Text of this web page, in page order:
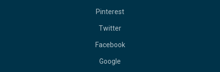
Pinterest
Twitter
Facebook
Google